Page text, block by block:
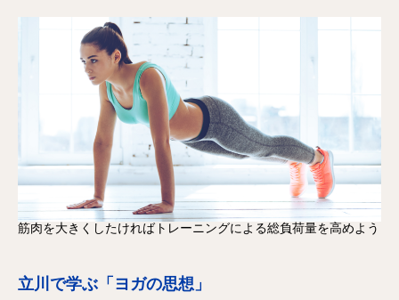
筋肉を大きくしたければトレーニングによる総負荷量を高めよう
立川で学ぶ「ヨガの思想」